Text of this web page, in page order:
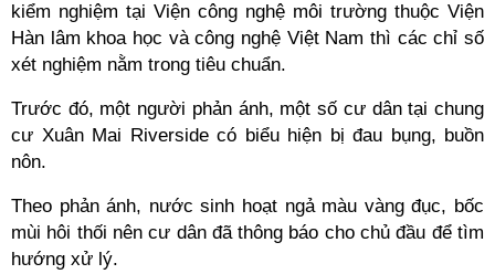
kiểm nghiệm tại Viện công nghệ môi trường thuộc Viện
Hàn lâm khoa học và công nghệ Việt Nam thì các chỉ số
xét nghiệm nằm trong tiêu chuẩn.
Trước đó, một người phản ánh, một số cư dân tại chung
cư Xuân Mai Riverside có biểu hiện bị đau bụng, buồn
nôn.
Theo phản ánh, nước sinh hoạt ngả màu vàng đục, bốc
mùi hôi thối nên cư dân đã thông báo cho chủ đầu để tìm
hướng xử lý.